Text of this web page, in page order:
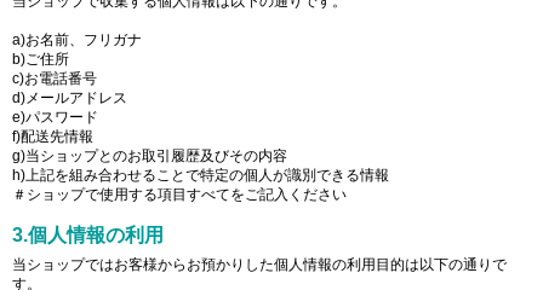
a)お名前、フリガナ
b)ご住所
c)お電話番号
d)メールアドレス
e)パスワード
f)配送先情報
g)当ショップとのお取引履歴及びその内容
h)上記を組み合わせることで特定の個人が識別できる情報
＃ショップで使用する項目すべてをご記入ください
3.個人情報の利用
当ショップではお客様からお預かりした個人情報の利用目的は以下の通りで
す。